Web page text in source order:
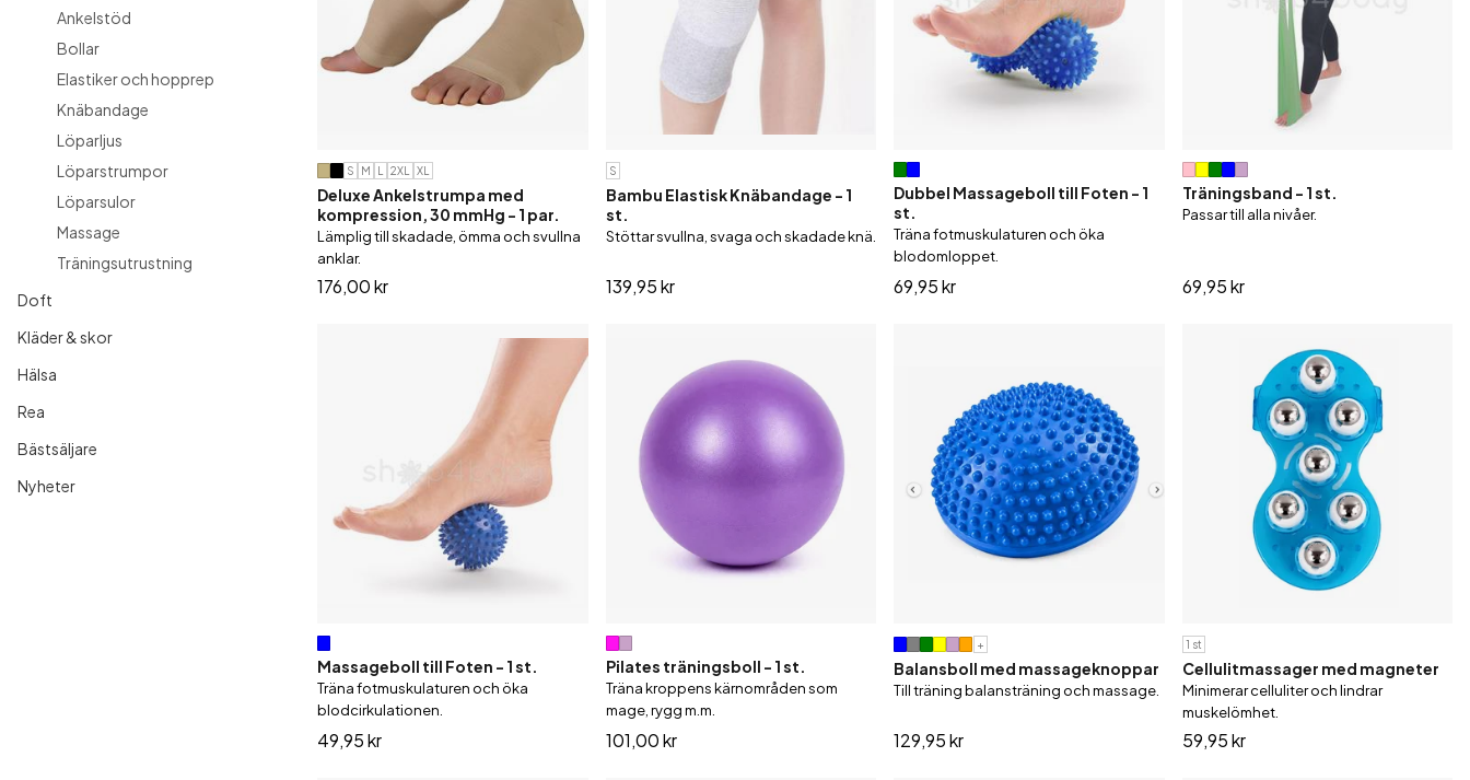
Träning av fötter
Massagekrämer och oljor
Plåster mot ömhet
Schampo & balsam
Ländstöd
Stödstrumpor
Träningsutrustning
Ankelstöd
Bollar
Elastiker och hopprep
Knäbandage
Löparljus
Löparstrumpor
Löparsulor
Massage
Träningsutrustning
Doft
Kläder & skor
Hälsa
Rea
Bästsäljare
Nyheter
S M L 2XL XL
Deluxe Ankelstrumpa med
kompression, 30 mmHg - 1 par.
Lämplig till skadade, ömma och svullna
anklar.
176,00 kr
S
Bambu Elastisk Knäbandage - 1
st.
Stöttar svullna, svaga och skadade knä.
139,95 kr
Dubbel Massageboll till Foten - 1
st.
Träna fotmuskulaturen och öka
blodomloppet.
69,95 kr
Träningsband - 1 st.
Passar till alla nivåer.
69,95 kr
Massageboll till Foten - 1 st.
Träna fotmuskulaturen och öka
blodcirkulationen.
49,95 kr
Pilates träningsboll - 1 st.
Träna kroppens kärnområden som
mage, rygg m.m.
101,00 kr
+
Balansboll med massageknoppar
Till träning balansträning och massage.
129,95 kr
1 st
Cellulitmassager med magneter
Minimerar celluliter och lindrar
muskelömhet.
59,95 kr